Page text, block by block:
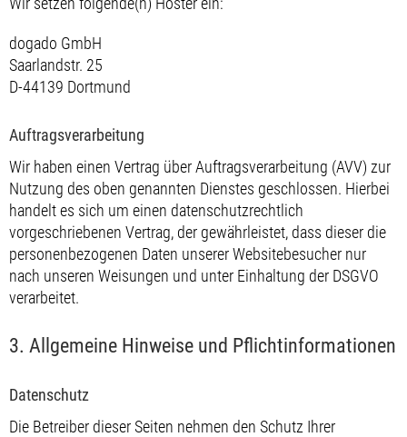
dogado GmbH
Saarlandstr. 25
D-44139 Dortmund
Auftragsverarbeitung
Wir haben einen Vertrag über Auftragsverarbeitung (AVV) zur
Nutzung des oben genannten Dienstes geschlossen. Hierbei
handelt es sich um einen datenschutzrechtlich
vorgeschriebenen Vertrag, der gewährleistet, dass dieser die
personenbezogenen Daten unserer Websitebesucher nur
nach unseren Weisungen und unter Einhaltung der DSGVO
verarbeitet.
3. Allgemeine Hinweise und Pflicht­informationen
Datenschutz
Die Betreiber dieser Seiten nehmen den Schutz Ihrer